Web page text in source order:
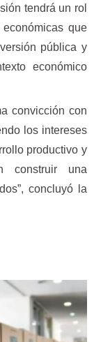
tendrá un rol
que
pública y
económico
convicción con
los intereses
productivo y
construir una
concluyó la